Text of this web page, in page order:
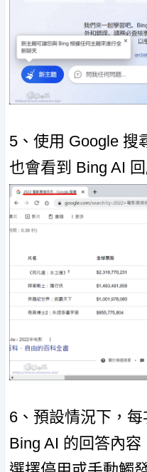
5、使用 Google 搜
也會看到 Bing AI 回
6、預設情況下，
Bing AI 的回答內